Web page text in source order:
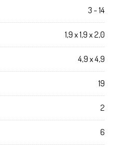
3 - 14
1,9 x 1,9 x 2,0
4,9 x 4,9
19
2
6